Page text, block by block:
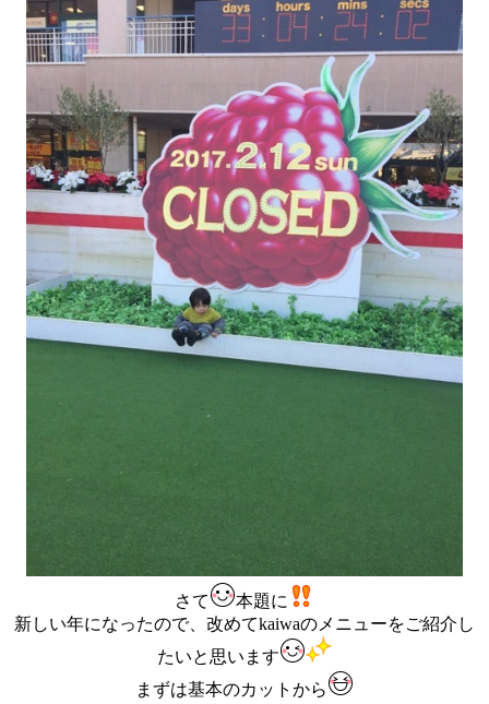
さて
本題に
新しい年になったので、改めてkaiwaのメニューをご紹介し
たいと思います
まずは基本のカットから